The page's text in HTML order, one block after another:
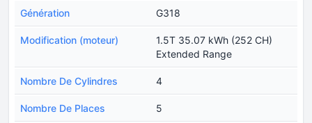
Génération G318
Modification (moteur)
1.5T 35.07 kWh (252 CH)
Extended Range
Nombre De Cylindres 4
Nombre De Places 5